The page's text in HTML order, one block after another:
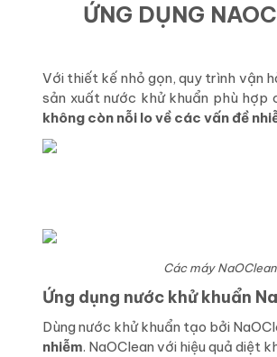
ỨNG DỤNG
Với thiết kế nhỏ gọn, quy trình vận
sản xuất nước khử khuẩn phù hợp
không còn nỗi lo về các vấn đề
Các máy
Ứng dụng nước khử khuẩn
Dùng nước khử khuẩn tạo bởi
nhiễm. NaOClean với hiệu quả diệt